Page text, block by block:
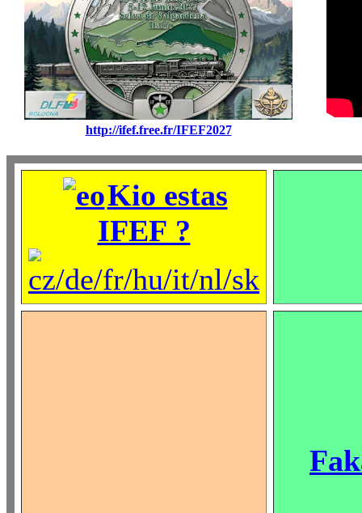
http://ifef.free.fr/IFEF2027
Kio estas
IFEF ?